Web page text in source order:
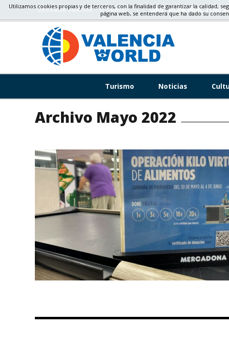
Descubre valencia El Tiempo GASTRONOMÍA,
Turismo Noticias
Archivo Mayo 2022
Utilizamos cookies propias y de terceros, con la finalidad de garantizar la calidad,
página web, se entenderá que ha dado su